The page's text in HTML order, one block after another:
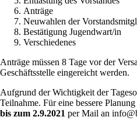
Anträge
Neuwahlen der
Bestätigung Jugendwart/in
Verschiedenes
Anträge müssen 8 Tage vor der
Geschäftsstelle eingereicht werden.
Aufgrund der Wichtigkeit der
Teilnahme. Für eine bessere
bis zum 2.9.2021 per Mail an